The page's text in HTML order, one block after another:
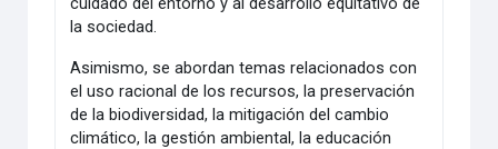
la sociedad.
Asimismo, se abordan temas relacionados con
el uso racional de los recursos, la preservación
de la biodiversidad, la mitigación del cambio
climático, la gestión ambiental, la educación